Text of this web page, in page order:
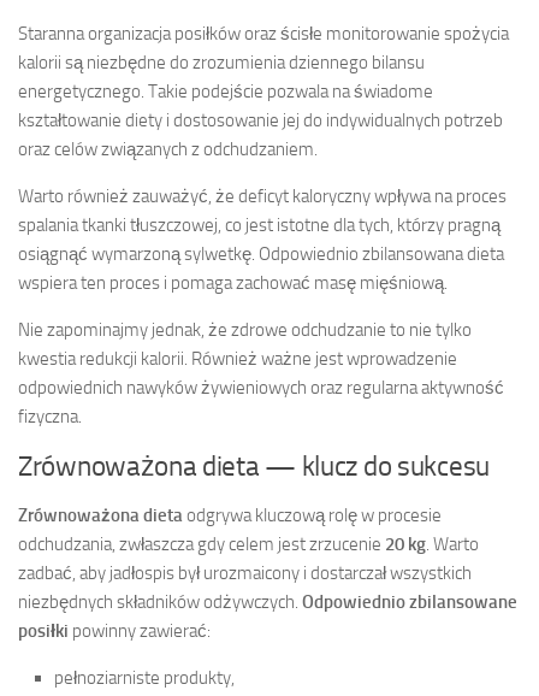
Staranna organizacja posiłków oraz ścisłe monitorowanie spożycia
kalorii są niezbędne do zrozumienia dziennego bilansu
energetycznego. Takie podejście pozwala na świadome
kształtowanie diety i dostosowanie jej do indywidualnych potrzeb
oraz celów związanych z odchudzaniem.
Warto również zauważyć, że deficyt kaloryczny wpływa na proces
spalania tkanki tłuszczowej, co jest istotne dla tych, którzy pragną
osiągnąć wymarzoną sylwetkę. Odpowiednio zbilansowana dieta
wspiera ten proces i pomaga zachować masę mięśniową.
Nie zapominajmy jednak, że zdrowe odchudzanie to nie tylko
kwestia redukcji kalorii. Również ważne jest wprowadzenie
odpowiednich nawyków żywieniowych oraz regularna aktywność
fizyczna.
Zrównoważona dieta — klucz do sukcesu
Zrównoważona dietaodgrywa kluczową rolę w procesie
odchudzania, zwłaszcza gdy celem jest zrzucenie 20 kg. Warto
zadbać, aby jadłospis był urozmaicony i dostarczał wszystkich
niezbędnych składników odżywczych. Odpowiednio zbilansowane
posiłki powinny zawierać:
pełnoziarniste produkty,